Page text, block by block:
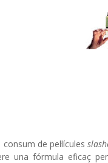
de pel·lícules
una fórmula eficaç